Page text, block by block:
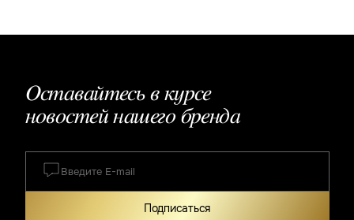
Оставайтесь в курсе
новостей нашего бренда
Подписаться